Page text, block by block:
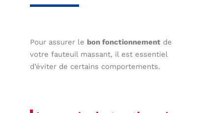
Pour assurer le bon fonctionnement de
votre fauteuil massant, il est essentiel
d’éviter de certains comportements.